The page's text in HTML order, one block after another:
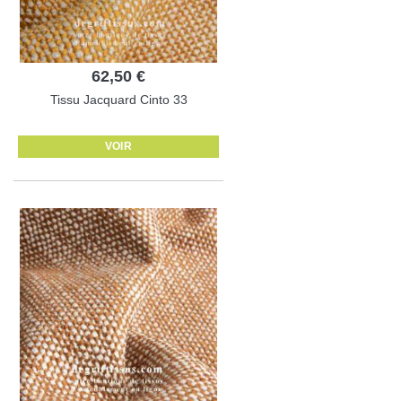
62,50 €
Tissu Jacquard Cinto 33
VOIR